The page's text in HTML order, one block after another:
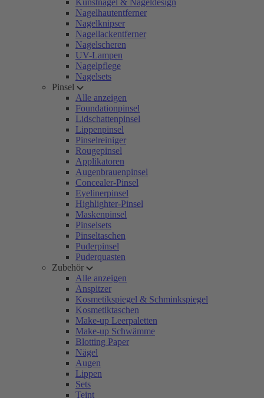
Kunstnägel & Nageldesign
Nagelhautentferner
Nagelknipser
Nagellackentferner
Nagelscheren
UV-Lampen
Nagelpflege
Nagelsets
Pinsel
Alle anzeigen
Foundationpinsel
Lidschattenpinsel
Lippenpinsel
Pinselreiniger
Rougepinsel
Applikatoren
Augenbrauenpinsel
Concealer-Pinsel
Eyelinerpinsel
Highlighter-Pinsel
Maskenpinsel
Pinselsets
Pinseltaschen
Puderpinsel
Puderquasten
Zubehör
Alle anzeigen
Anspitzer
Kosmetikspiegel & Schminkspiegel
Kosmetiktaschen
Make-up Leerpaletten
Make-up Schwämme
Blotting Paper
Nägel
Augen
Lippen
Sets
Teint